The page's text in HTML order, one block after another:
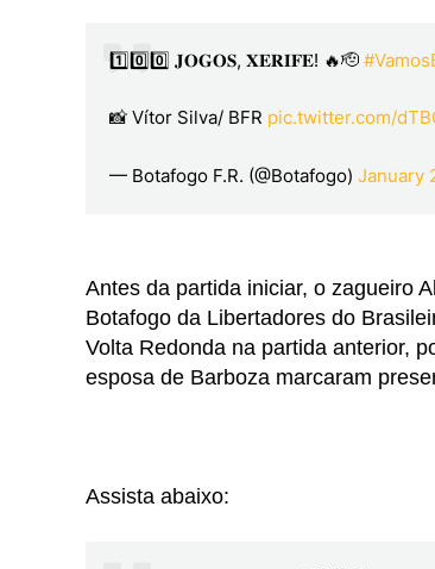
1️⃣0️⃣0️⃣ 𝐉𝐎𝐆𝐎𝐒, 𝐗𝐄𝐑𝐈𝐅𝐄! 🔥🫡
📸 Vítor Silva/ BFR pic.twitter.com/
— Botafogo F.R. (@Botafogo) January
Antes da partida iniciar, o zagueiro
Botafogo da Libertadores do
Volta Redonda na partida anterior,
esposa de Barboza marcaram
Assista abaixo: